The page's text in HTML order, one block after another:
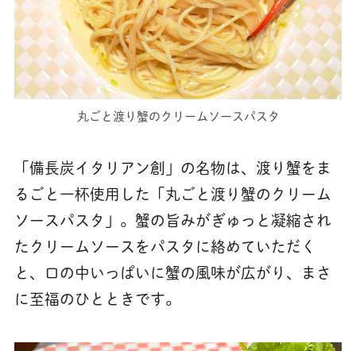
丸ごと渡り蟹のクリームソースパスタ
「備長炭イタリアン創」の名物は、渡り蟹をま
るごと一杯使用した「丸ごと渡り蟹のクリーム
ソースパスタ」。蟹の旨みがぎゅっと凝縮され
たクリームソースをパスタに絡めていただく
と、口の中いっぱいに蟹の風味が広がり、まさ
に至福のひとときです。